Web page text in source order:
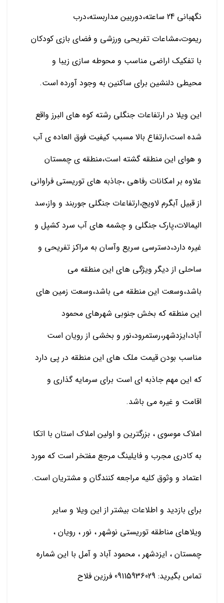
نگهبانی 24 ساعته،دوربین مداربسته،درب
ریموت،مشاعات تفریحی ورزشی و فضای بازی کودکان
با تفکیک اراضی مناسب و محوطه سازی زیبا و
محیطی دلنشین برای ساکنین به وجود آورده است.
این ویلا در ارتفاعات جنگلی رشته کوه های البرز واقع
شده است،ارتفاع بالا مسبب کیفیت فوق العاده ی آب
و هوای این منطقه گشته است،منطقه ی چمستان
علاوه بر امکانات رفاهی ،جاذبه های توریستی فراوانی
از قبیل آبگرم لاویج،ارتفاعات جنگلی جوربند و واز،سد
الیمالات،پارک جنگلی و چشمه های آب سرد کشپل و
غیره دارد،دسترسی سریع وآسان به مراکز تفریحی و
ساحلی از دیگر ویژگی های این منطقه می
باشد،وسعت این منطقه می باشد،وسعت زمین های
این منطقه که بخش جنوبی شهرهای محمود
آباد،ایزدشهر،رستمرود،نور و بخشی از رویان است
مناسب بودن قیمت ملک های این منطقه در پی دارد
که این مهم جاذبه ای است برای سرمایه گذاری و
اقامت و غیره می باشد.
املاک موسوی ، بزرگترین و اولین املاک استان با اتکا
به کادری مجرب و فایلینگ مرجع مفتخر است که مورد
اعتماد و وثوق کلیه مراجعه کنندگان و مشتریان است.
برای بازدید و اطلاعات بیشتر از این ویلا و سایر
ویلاهای مناطقه توریستی نوشهر ، نور ، رویان ،
چمستان ، ایزدشهر ، محمود آباد و آمل با این شماره
تماس بگیرید: 09115936029 فرزین فلاح